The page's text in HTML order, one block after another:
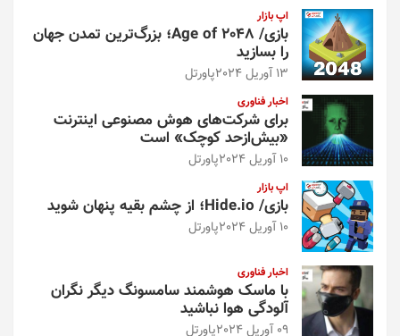
اپ بازار
بازی/ Age of 2048؛ بزرگ‌ترین تمدن جهان
را بسازید
13 آوریل 2024 پاورتل
اخبار فناوری
برای شرکت‌های هوش مصنوعی اینترنت
«بیش‌از‌حد کوچک» است
10 آوریل 2024 پاورتل
اپ بازار
بازی/ Hide.io؛ از چشم بقیه پنهان شوید
10 آوریل 2024 پاورتل
اخبار فناوری
با ماسک هوشمند سامسونگ دیگر نگران
آلودگی هوا نباشید
09 آوریل 2024 پاورتل